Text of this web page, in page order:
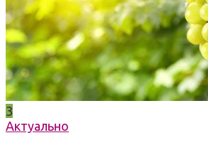
3
Актуально